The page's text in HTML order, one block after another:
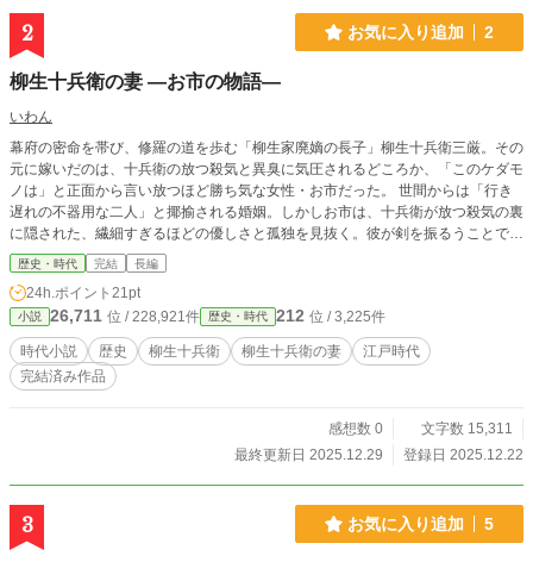
2 お気に入り追加 2
柳生十兵衛の妻 ―お市の物語―
いわん
幕府の密命を帯び、修羅の道を歩む「柳生家廃嫡の長子」柳生十兵衛三厳。その
元に嫁いだのは、十兵衛の放つ殺気と異臭に気圧されるどころか、「このケダモ
ノは」と正面から言い放つほど勝ち気な女性・お市だった。 世間からは「行き
遅れの不器用な二人」と揶揄される婚姻。しかしお市は、十兵衛が放つ殺気の裏
に隠された、繊細すぎるほどの優しさと孤独を見抜く。彼が剣を振るうことでし
か平和を守れない苦悩を知ったとき、お市は誓う――「この人を助けるのが、私
の天命なのだ」と。 柳生の里で娘たちに恵まれ、刺客の少女・お菊をも家族と
して包み込む穏やかな日常。だが、十兵衛の不在を狙い、甲賀忍軍の魔の手が静
かな里を襲う。 夫に代わり、薙刀を手に「柳生の家」を死守せんとするお市。
迫りくる巨大な影、そして義弟・友矩の悲壮な覚悟。戦いの果てに彼女が見たも
の、そして、満身創痍で帰還した十兵衛に彼女がかけた言葉とは？ 「殺し」の
業を背負う夫と、「生かし」の道を作る妻。 動乱の時代を駆け抜けた夫婦の、
「柳生の影 ―十兵衛旅日記―」を読んでおくと、より楽しめます。ぜひ読んで
ね！ https://www.alphapolis.co.jp/novel/530697020/471014630
歴史・時代 完結 長編
24h.ポイント 21pt
小説 26,711 位 / 228,921件 歴史・時代 212 位 / 3,225件
時代小説 歴史 柳生十兵衛 柳生十兵衛の妻
江戸時代
完結済み作品
感想数 0
文字数 15,311
最終更新日 2025.12.29
登録日 2025.12.22
3 お気に入り追加 5